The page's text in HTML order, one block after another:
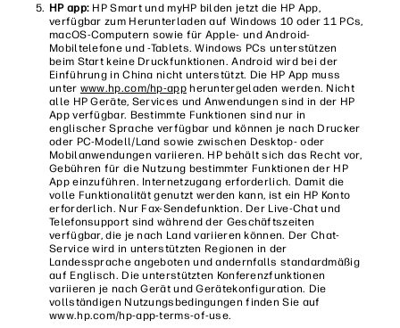
HP app: HP Smart und myHP bilden jetzt die HP App,
verfügbar zum Herunterladen auf Windows 10 oder 11 PCs,
macOS-Computern sowie für Apple- und Android-
Mobiltelefone und -Tablets. Windows PCs unterstützen
beim Start keine Druckfunktionen. Android wird bei der
Einführung in China nicht unterstützt. Die HP App muss
unter www.hp.com/hp-appheruntergeladen werden. Nicht
alle HP Geräte, Services und Anwendungen sind in der HP
App verfügbar. Bestimmte Funktionen sind nur in
englischer Sprache verfügbar und können je nach Drucker
oder PC-Modell/Land sowie zwischen Desktop- oder
Mobilanwendungen variieren. HP behält sich das Recht vor,
Gebühren für die Nutzung bestimmter Funktionen der HP
App einzuführen. Internetzugang erforderlich. Damit die
volle Funktionalität genutzt werden kann, ist ein HP Konto
erforderlich. Nur Fax-Sendefunktion. Der Live-Chat und
Telefonsupport sind während der Geschäftszeiten
verfügbar, die je nach Land variieren können. Der Chat-
Service wird in unterstützten Regionen in der
Landessprache angeboten und andernfalls standardmäßig
auf Englisch. Die unterstützten Konferenzfunktionen
variieren je nach Gerät und Gerätekonfiguration. Die
vollständigen Nutzungsbedingungen finden Sie auf
www.hp.com/hp-app-terms-of-use.